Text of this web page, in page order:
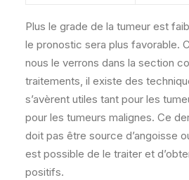
Plus le grade de la tumeur est
le pronostic sera plus favorable.
nous le verrons dans la section
traitements, il existe des
s’avèrent utiles tant pour les
pour les tumeurs malignes. Ce
doit pas être source d’angoisse
est possible de le traiter et
positifs.